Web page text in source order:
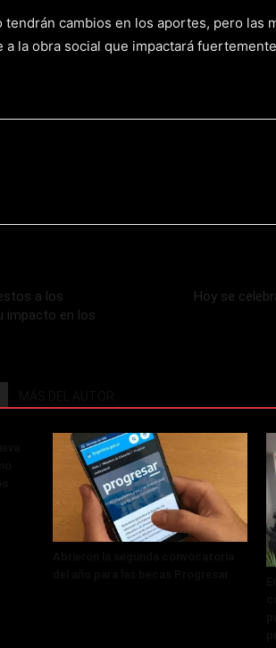
tendrán cambios en los aportes, pero las
a la obra social que impactará
a los
impacto en los
Hoy se